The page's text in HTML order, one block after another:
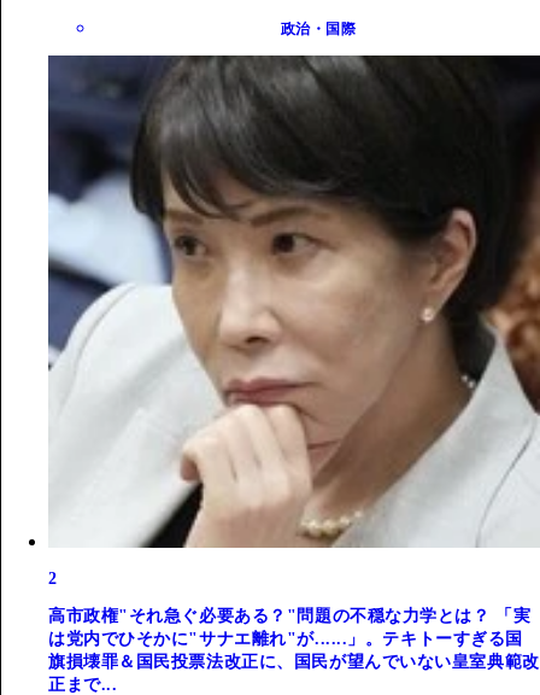
政治・国際
2
高市政権"それ急ぐ必要ある？"問題の不穏な力学とは？ 「実
は党内でひそかに"サナエ離れ"が......」。テキトーすぎる国
旗損壊罪＆国民投票法改正に、国民が望んでいない皇室典範改
正まで...